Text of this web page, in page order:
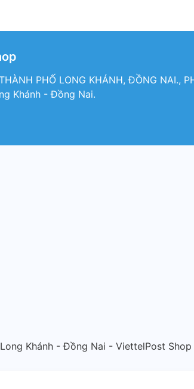
PHỐ LONG KHÁNH, ĐỒNG NAI.,
Khánh - Đồng Nai.
Khánh - Đồng Nai - ViettelPost Shop